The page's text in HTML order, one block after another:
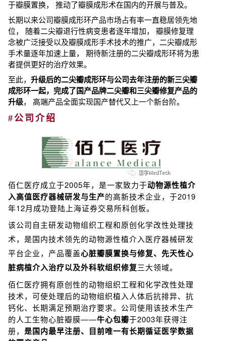
于瓣膜置换， 推动了瓣膜成形术在国内的开展与普及。
长期以来公司瓣膜成形环产品市场占有率一直稳居领先地
位， 随着二尖瓣退行性病变患者逐年增加， 瓣膜修复理
念被广泛接受以及瓣膜成形手术技术的推广，二尖瓣成形
手术量逐年加速上量， 期待新注册的二尖瓣成形环将为患
者提供更好的治疗效果。
至此，升级后的二尖瓣成形环与公司去年注册的新三尖瓣
成形环一起，完成了国产品牌二尖瓣和三尖瓣修复产品的
升级， 高端产品全面实现国产替代又上一个新台阶。
#公司介绍
佰仁医疗成立于2005年，是一家致力于动物源性植介
入高值医疗器械研发与生产的高新技术企业，于2019
年12月成功登陆上海证券交易所科创板。
该公司自主研发动物组织工程和原创化学改性处理技
术，是国内技术领先的动物源性植介入医疗器械研发
平台企业，产品覆盖心脏瓣膜置换与修复、先天性心
脏病植介入治疗以及外科软组织修复三大领域。
佰仁医疗拥有原创性的动物组织工程和化学改性处理
技术，可使处理后的动物组织植入人体后抗排异、抗
钙化、长期满足预期治疗要求。公司使用该技术生产
的人工生物心脏瓣膜——牛心包瓣于2003年获得注
册，是国内最早注册、目前唯一有长期循证医学数据